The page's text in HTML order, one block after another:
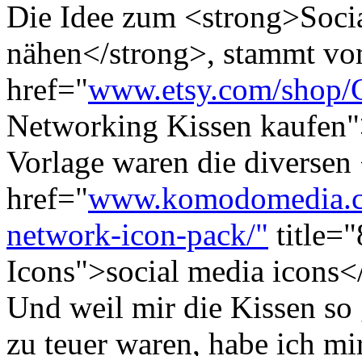
Die Idee zum
nähen</strong>, stammt
href="www.etsy.com/
Networking Kissen
Vorlage waren die diversen
href="
network-icon-pack/"
Icons">social media
Und weil mir die Kissen
zu teuer waren, habe ich